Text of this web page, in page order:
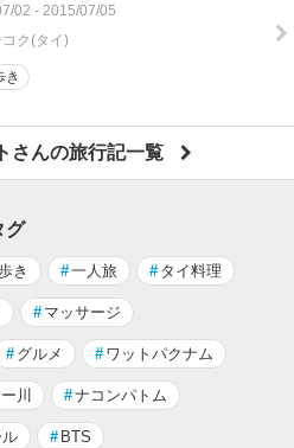
02 - 2015/07/05
ク(タイ)
き
さんの旅行記一覧
グ
き #一人旅 # タイ料理
# マッサージ
# グルメ # ワットパクナム
川 #ナコンパトム
# BTS